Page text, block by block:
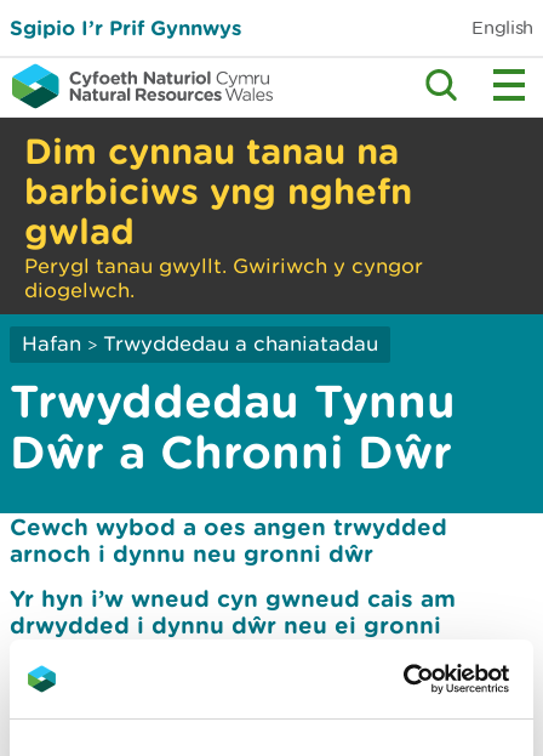
Sgipio I’r Prif Gynnwys English
Dim cynnau tanau na
barbiciws yng nghefn
gwlad
Perygl tanau gwyllt. Gwiriwch y cyngor
diogelwch.
Hafan > Trwyddedau a chaniatadau
Trwyddedau Tynnu
Dŵr a Chronni Dŵr
Cewch wybod a oes angen trwydded
arnoch i dynnu neu gronni dŵr
Yr hyn i’w wneud cyn gwneud cais am
drwydded i dynnu dŵr neu ei gronni
Pa dystiolaeth sydd ei hangen arnaf o hawl
mynediad at fan tynnu dŵr?